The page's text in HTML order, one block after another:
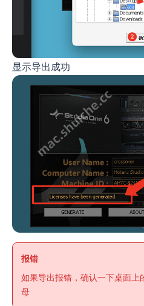
显示导出成功
报错
如果导出报错，确认一下桌面
母